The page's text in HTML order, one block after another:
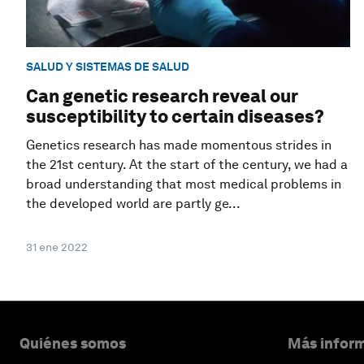
SALUD Y SISTEMAS DE SALUD
Can genetic research reveal our
susceptibility to certain diseases?
Genetics research has made momentous strides in
the 21st century. At the start of the century, we had a
broad understanding that most medical problems in
the developed world are partly ge...
31 ene 2022
Quiénes somos Más